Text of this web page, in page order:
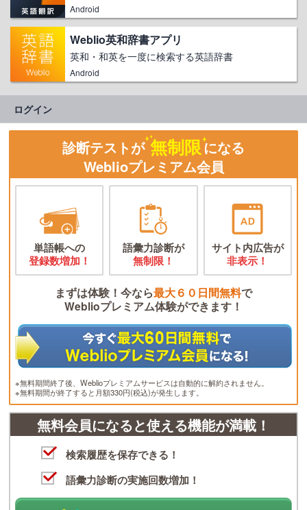
Android
Weblio英和辞書アプリ
英和・和英を一度に検索する英語辞書
Android
ログイン
診断テストが 無制限になる
Weblioプレミアム会員
単語帳への
登録数増加！
語彙力診断が
無制限！
サイト内広告が
非表示！
まずは体験！今なら最大６０日間無料で
Weblioプレミアム体験ができます！
※無料期間終了後、Weblioプレミアムサービスは自動的に解約されません。
※無料期間が終了すると月額330円(税込)が発生します。
無料会員になると使える機能が満載！
検索履歴を保存できる！
語彙力診断の実施回数増加！